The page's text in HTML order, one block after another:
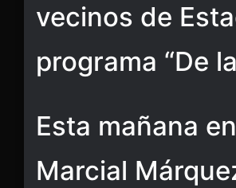
vecinos de
programa “De
Esta mañana
Marcial